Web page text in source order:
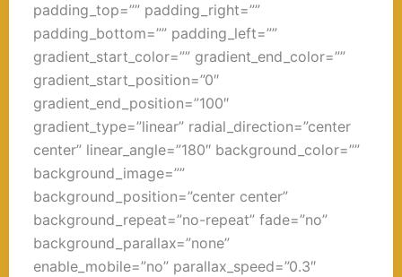
padding_top=”” padding_right=””
padding_bottom=”” padding_left=””
gradient_start_color=”” gradient_end_color=””
gradient_start_position=”0″
gradient_end_position=”100″
gradient_type=”linear” radial_direction=”center
center” linear_angle=”180″ background_color=””
background_image=””
background_position=”center center”
background_repeat=”no-repeat” fade=”no”
background_parallax=”none”
enable_mobile=”no” parallax_speed=”0.3″